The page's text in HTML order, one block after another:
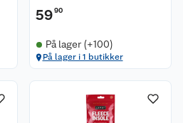
5990
På lager (+100)
På lager i 1 butikker